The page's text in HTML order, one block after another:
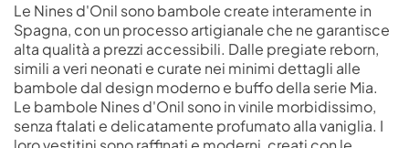
Le Nines d'Onil sono bambole create interamente in
Spagna, con un processo artigianale che ne garantisce
alta qualità a prezzi accessibili. Dalle pregiate reborn,
simili a veri neonati e curate nei minimi dettagli alle
bambole dal design moderno e buffo della serie Mia.
Le bambole Nines d'Onil sono in vinile morbidissimo,
senza ftalati e delicatamente profumato alla vaniglia. I